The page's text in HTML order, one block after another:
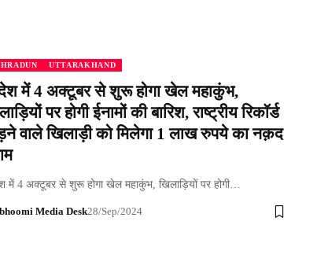
UTTARAKHAND
में 4 अक्टूबर से शुरू होगा खेल महाकुंभ,
पर होगी ईनामों की बारिश, राष्ट्रीय रिकॉर्ड
वाले खिलाड़ी को मिलेगा 1 लाख रुपये का नक़द
में 4 अक्टूबर से शुरू होगा खेल महाकुंभ, खिलाड़ियों पर होगी…
Media Desk28/Sep/2024